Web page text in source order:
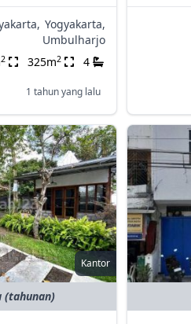
Yogyakarta,
Umbulharjo
2 325m2 4
1 tahun yang lalu
Kantor
(tahunan)